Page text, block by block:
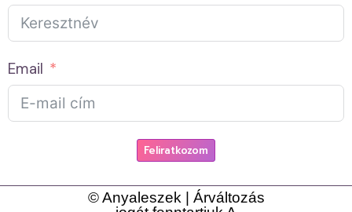
Email
Feliratkozom
© Anyaleszek | Árváltozás